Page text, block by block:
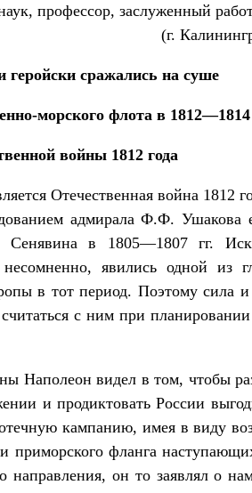
профессор, заслуженный
(г.
геройски сражались на суше
морского флота в 1812—1814
войны 1812 года
Отечественная война 1812
адмирала Ф.Ф.
Сенявина в 1805—1807 гг.
явились одной из
в тот период. Поэтому сила
с ним при
Наполеон видел в том, чтобы
и продиктовать России
кампанию, имея в виду
приморского фланга
он то заявлял о